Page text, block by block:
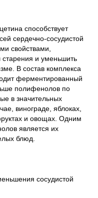
способствует
сердечно-сосудистой
свойствами,
и уменьшить
В состав комплекса
ферментированный
полифенолов по
в значительных
винограде, яблоках,
и ​​овощах. Одним
является их
блюд.
сосудистой